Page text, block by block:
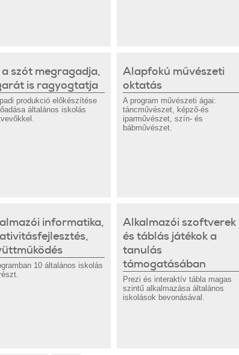
szót megragadja,
is ragyogtatja
produkció előkészítése
általános iskolás
Alapfokú művészeti
oktatás
A program művészeti ágai:
táncművészet, képző-és
iparművészet, szín- és
bábművészet.
informatika,
10 általános iskolás
Alkalmazói szoftverek
és táblás játékok a
tanulás
támogatásában
Prezi és interaktív tábla magas
szintű alkalmazása általános
iskolások bevonásával.